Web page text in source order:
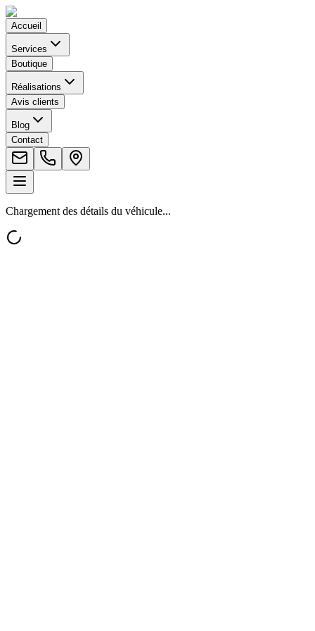
Accueil
Services
Boutique
Réalisations
Avis clients
Blog
Contact
Chargement des détails du véhicule...